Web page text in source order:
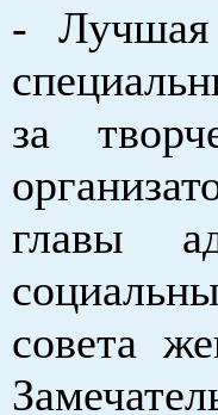
- Лучшая
за
главы
совета